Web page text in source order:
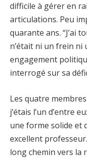
difficile à gérer en
articulations. Peu
quarante ans. “J’ai
n’était ni un frein
engagement
interrogé sur sa
Les quatre
j’étais l’un d’entre
une forme solide et
excellent
long chemin vers la